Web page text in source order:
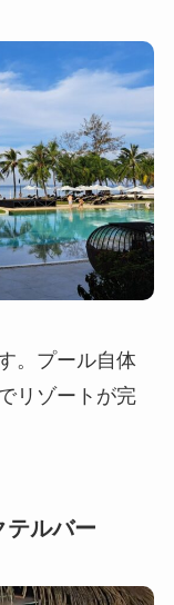
。プール自体
リゾートが完
テルバー